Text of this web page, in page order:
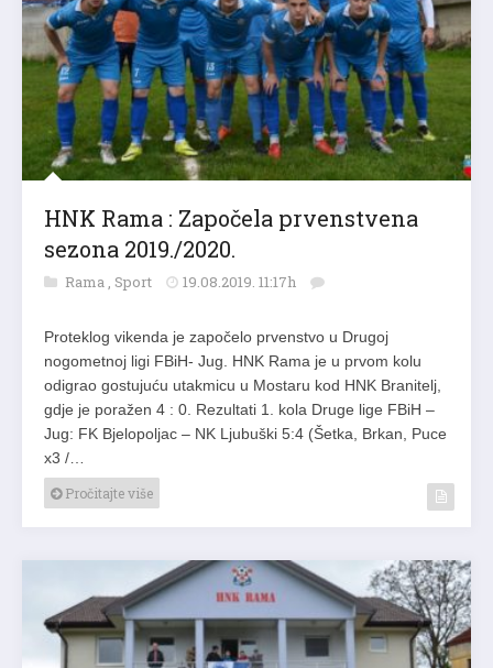
HNK Rama : Započela prvenstvena
sezona 2019./2020.
Rama , Sport 19.08.2019. 11:17h
Proteklog vikenda je započelo prvenstvo u Drugoj
nogometnoj ligi FBiH- Jug. HNK Rama je u prvom kolu
odigrao gostujuću utakmicu u Mostaru kod HNK Branitelj,
gdje je poražen 4 : 0. Rezultati 1. kola Druge lige FBiH –
Jug: FK Bjelopoljac – NK Ljubuški 5:4 (Šetka, Brkan, Puce
x3 /…
Pročitajte više